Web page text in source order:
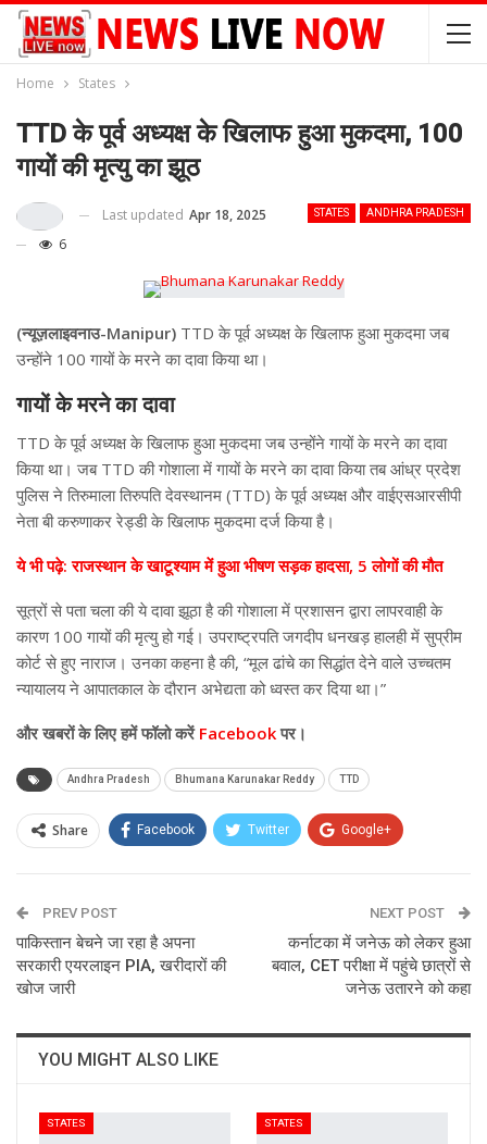
Home States
TTD के पूर्व अध्यक्ष के खिलाफ हुआ मुकदमा, 100
गायों की मृत्यु का झूठ
STATES ANDHRA PRADESH
Last updated Apr 18, 2025
6
(न्यूज़लाइवनाउ-Manipur) TTD के पूर्व अध्यक्ष के खिलाफ हुआ मुकदमा जब
उन्होंने 100 गायों के मरने का दावा किया था।
गायों के मरने का दावा
TTD के पूर्व अध्यक्ष के खिलाफ हुआ मुकदमा जब उन्होंने गायों के मरने का दावा
किया था। जब TTD की गोशाला में गायों के मरने का दावा किया तब आंध्र प्रदेश
पुलिस ने तिरुमाला तिरुपति देवस्थानम (TTD) के पूर्व अध्यक्ष और वाईएसआरसीपी
नेता बी करुणाकर रेड्डी के खिलाफ मुकदमा दर्ज किया है।
ये भी पढ़े: राजस्थान के खाटूश्याम में हुआ भीषण सड़क हादसा, 5 लोगों की मौत
सूत्रों से पता चला की ये दावा झूठा है की गोशाला में प्रशासन द्वारा लापरवाही के
कारण 100 गायों की मृत्यु हो गई। उपराष्ट्रपति जगदीप धनखड़ हालही में सुप्रीम
कोर्ट से हुए नाराज। उनका कहना है की, “मूल ढांचे का सिद्धांत देने वाले उच्चतम
न्यायालय ने आपातकाल के दौरान अभेद्यता को ध्वस्त कर दिया था।”
और खबरों के लिए हमें फॉलो करेंFacebookपर।
Andhra Pradesh Bhumana Karunakar Reddy TTD
Share Facebook Twitter Google+
Email
PREV POST
पाकिस्तान बेचने जा रहा है अपना
सरकारी एयरलाइन PIA, खरीदारों की
खोज जारी
NEXT POST
कर्नाटका में जनेऊ को लेकर हुआ
बवाल, CET परीक्षा में पहुंचे छात्रों से
जनेऊ उतारने को कहा
YOU MIGHT ALSO LIKE
STATES STATES